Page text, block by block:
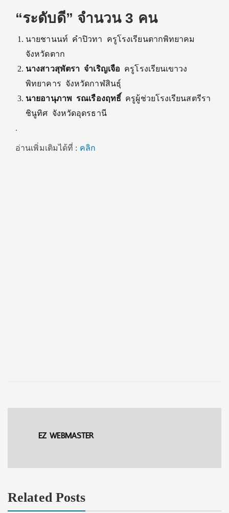
“ระดับดี” จำนวน 3 คน
นายชานนท์ คำปิวทา ครูโรงเรียนตากพิทยาคม
จังหวัดตาก
นางสาวสุพัตรา จำเริญเจือ ครูโรงเรียนเขาวง
พิทยาคาร จังหวัดกาฬสินธุ์
นายอานุภาพ รณเรืองฤทธิ์ ครูผู้ช่วยโรงเรียนสตรีรา
ชินูทิศ จังหวัดอุดรธานี
.
อ่านเพิ่มเติมได้ที่ : คลิก
EZ WEBMASTER
Related Posts